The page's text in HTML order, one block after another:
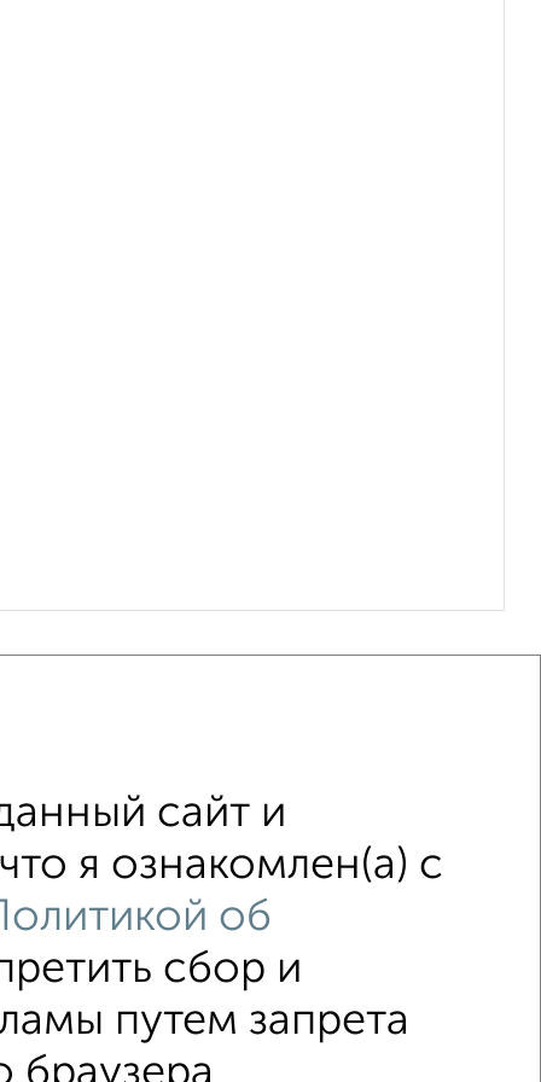
С электричеством С газом
сайт и
я ознакомлен(а) с
об
сбор и
путем запрета